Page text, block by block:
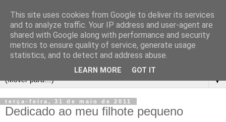
▼
terça-feira, 31 de maio de 2011
Dedicado ao meu filhote pequeno
This site uses cookies from Google to deliver its services
and to analyze traffic. Your IP address and user-agent are
shared with Google along with performance and security
metrics to ensure quality of service, generate usage
statistics, and to detect and address abuse.
LEARN MORE GOT IT